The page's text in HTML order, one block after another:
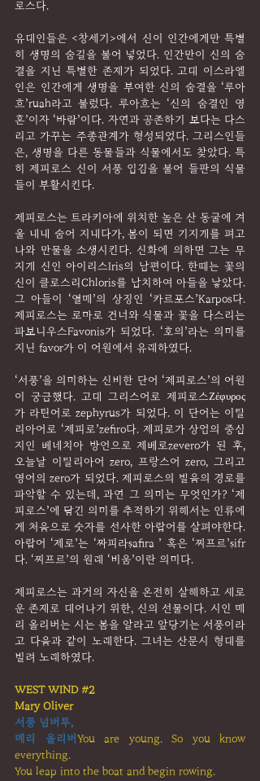
로스다.
유대인들은 <창세기>에서 신이 인간에게만 특별
히 생명의 숨길을 불어 넣었다. 인간만이 신의 숨
결을 지닌 특별한 존재가 되었다. 고대 이스라엘
인은 인간에게 생명을 부여한 신의 숨결을 ‘루아
흐’ruah라고 불렀다. 루아흐는 ‘신의 숨결인 영
혼’이자 ‘바람’이다. 자연과 공존하기 보다는 다스
리고 가꾸는 주종관계가 형성되었다. 그리스인들
은, 생명을 다른 동물들과 식물에서도 찾았다. 특
히 제피로스 신이 서풍 입김을 불어 들판의 식물
들이 부활시킨다.
제피로스는 트라키아에 위치한 높은 산 동굴에 겨
울 내내 숨어 지내다가, 봄이 되면 기지개를 펴고
나와 만물을 소생시킨다. 신화에 의하면 그는 무
지개 신인 아이리스Iris의 남편이다. 한때는 꽃의
신이 클로스리Chloris를 납치하여 아들을 낳았다.
그 아들이 ‘열매’의 상징인 ‘카르포스’Karpos다.
제피로스는 로마로 건너와 식물과 꽃을 다스리는
파보니우스Favonis가 되었다. ‘호의’라는 의미를
지닌 favor가 이 어원에서 유래하였다.
‘서풍’을 의미하는 신비한 단어 ‘제피로스’의 어원
이 궁금했다. 고대 그리스어로 제피로스Ζέφυρος
가 라틴어로 zephyrus가 되었다. 이 단어는 이탈
리아어로 ‘제피로’zefiro다. 제피로가 상업의 중심
지인 베네치아 방언으로 제베로zevero가 된 후,
오늘날 이탈리아어 zero, 프랑스어 zero, 그리고
영어의 zero가 되었다. 제피로스의 발음의 경로를
파악할 수 있는데, 과연 그 의미는 무엇인가? ‘제
피로스’에 담긴 의미를 추적하기 위해서는 인류에
게 처음으로 숫자를 선사한 아랍어를 살펴야한다.
아랍어 ‘제로’는 ‘짜피라ṣafira ’ 혹은 ‘찌프르’ṣifr
다. ‘찌프르’의 원래 ‘비움’이란 의미다.
제피로스는 과거의 자신을 온전히 살해하고 새로
운 존재로 태어나기 위한, 신의 선물이다. 시인 매
리 올리버는 시는 봄을 알라고 앞당기는 서풍이라
고 다음과 같이 노래한다. 그녀는 산문시 형태를
빌려 노래하였다.
WEST WIND #2
Mary Oliver
서풍 넘버투,
메리 올리버 You are young. So you know
everything.
You leap into the boat and begin rowing.